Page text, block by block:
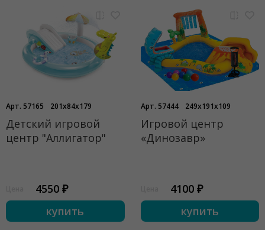
Арт. 57165 201x84x179
Детский игровой
центр "Аллигатор"
4550 ₽
купить
Арт. 57444 249x191x109
Игровой центр
«Динозавр»
4100 ₽
купить